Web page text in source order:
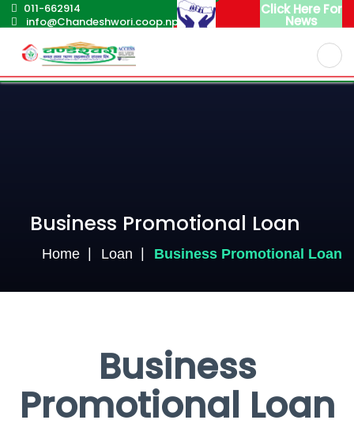
011-662914
info@Chandeshwori.coop.np
Click Here For
News
Nepali
Business Promotional Loan
Home Loan Business Promotional Loan
Business
Promotional Loan